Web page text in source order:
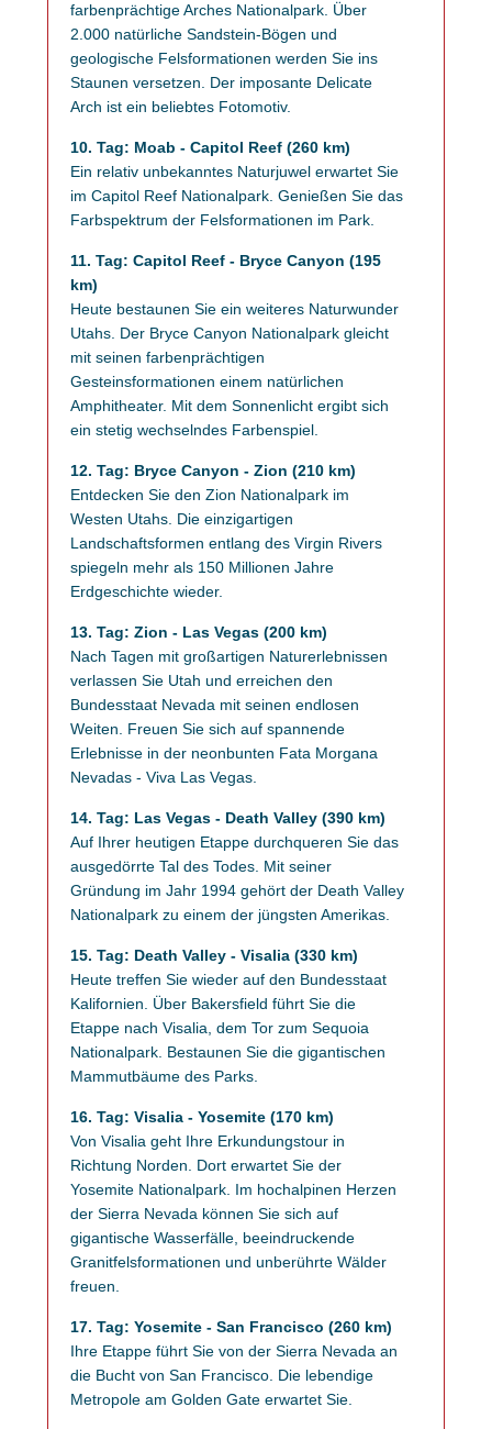
farbenprächtige Arches Nationalpark. Über
2.000 natürliche Sandstein-Bögen und
geologische Felsformationen werden Sie ins
Staunen versetzen. Der imposante Delicate
Arch ist ein beliebtes Fotomotiv.
10. Tag: Moab - Capitol Reef (260 km)
Ein relativ unbekanntes Naturjuwel erwartet Sie
im Capitol Reef Nationalpark. Genießen Sie das
Farbspektrum der Felsformationen im Park.
11. Tag: Capitol Reef - Bryce Canyon (195
km)
Heute bestaunen Sie ein weiteres Naturwunder
Utahs. Der Bryce Canyon Nationalpark gleicht
mit seinen farbenprächtigen
Gesteinsformationen einem natürlichen
Amphitheater. Mit dem Sonnenlicht ergibt sich
ein stetig wechselndes Farbenspiel.
12. Tag: Bryce Canyon - Zion (210 km)
Entdecken Sie den Zion Nationalpark im
Westen Utahs. Die einzigartigen
Landschaftsformen entlang des Virgin Rivers
spiegeln mehr als 150 Millionen Jahre
Erdgeschichte wieder.
13. Tag: Zion - Las Vegas (200 km)
Nach Tagen mit großartigen Naturerlebnissen
verlassen Sie Utah und erreichen den
Bundesstaat Nevada mit seinen endlosen
Weiten. Freuen Sie sich auf spannende
Erlebnisse in der neonbunten Fata Morgana
Nevadas - Viva Las Vegas.
14. Tag: Las Vegas - Death Valley (390 km)
Auf Ihrer heutigen Etappe durchqueren Sie das
ausgedörrte Tal des Todes. Mit seiner
Gründung im Jahr 1994 gehört der Death Valley
Nationalpark zu einem der jüngsten Amerikas.
15. Tag: Death Valley - Visalia (330 km)
Heute treffen Sie wieder auf den Bundesstaat
Kalifornien. Über Bakersfield führt Sie die
Etappe nach Visalia, dem Tor zum Sequoia
Nationalpark. Bestaunen Sie die gigantischen
Mammutbäume des Parks.
16. Tag: Visalia - Yosemite (170 km)
Von Visalia geht Ihre Erkundungstour in
Richtung Norden. Dort erwartet Sie der
Yosemite Nationalpark. Im hochalpinen Herzen
der Sierra Nevada können Sie sich auf
gigantische Wasserfälle, beeindruckende
Granitfelsformationen und unberührte Wälder
freuen.
17. Tag: Yosemite - San Francisco (260 km)
Ihre Etappe führt Sie von der Sierra Nevada an
die Bucht von San Francisco. Die lebendige
Metropole am Golden Gate erwartet Sie.